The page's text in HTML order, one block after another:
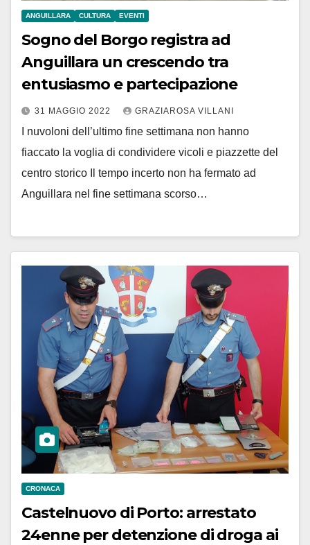
ANGUILLARA CULTURA EVENTI
Sogno del Borgo registra ad
Anguillara un crescendo tra
entusiasmo e partecipazione
31 MAGGIO 2022 GRAZIAROSA VILLANI
I nuvoloni dell’ultimo fine settimana non hanno
fiaccato la voglia di condividere vicoli e piazzette del
centro storico Il tempo incerto non ha fermato ad
Anguillara nel fine settimana scorso…
CRONACA
Castelnuovo di Porto: arrestato
24enne per detenzione di droga ai